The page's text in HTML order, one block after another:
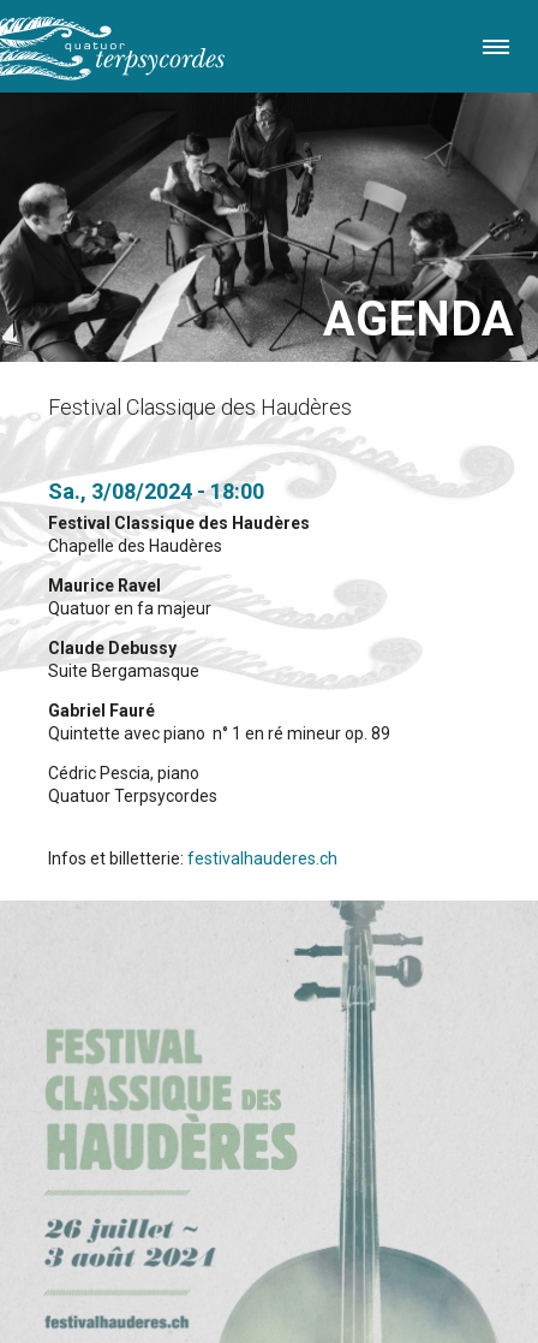
zum
Inhalt
AGENDA
Festival Classique des Haudères
Sa., 3/08/2024 - 18:00
Festival Classique des Haudères
Chapelle des Haudères
Maurice Ravel
Quatuor en fa majeur
Claude Debussy
Suite Bergamasque
Gabriel Fauré
Quintette avec piano n° 1 en ré mineur op. 89
Cédric Pescia, piano
Quatuor Terpsycordes
Infos et billetterie: festivalhauderes.ch